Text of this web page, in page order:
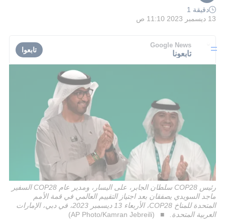
دقيقة 1
13 ديسمبر 2023 11:10 ص
Google News
تابعونا تابعوا
رئيس COP28 سلطان الجابر، على اليسار، ومدير عام COP28 السفير
ماجد السويدي يصفقان بعد اجتياز التقييم العالمي في قمة الأمم
المتحدة للمناخ COP28، الأربعاء 13 ديسمبر 2023، في دبي، الإمارات
العربية المتحدة.
(AP Photo/Kamran Jebreili)